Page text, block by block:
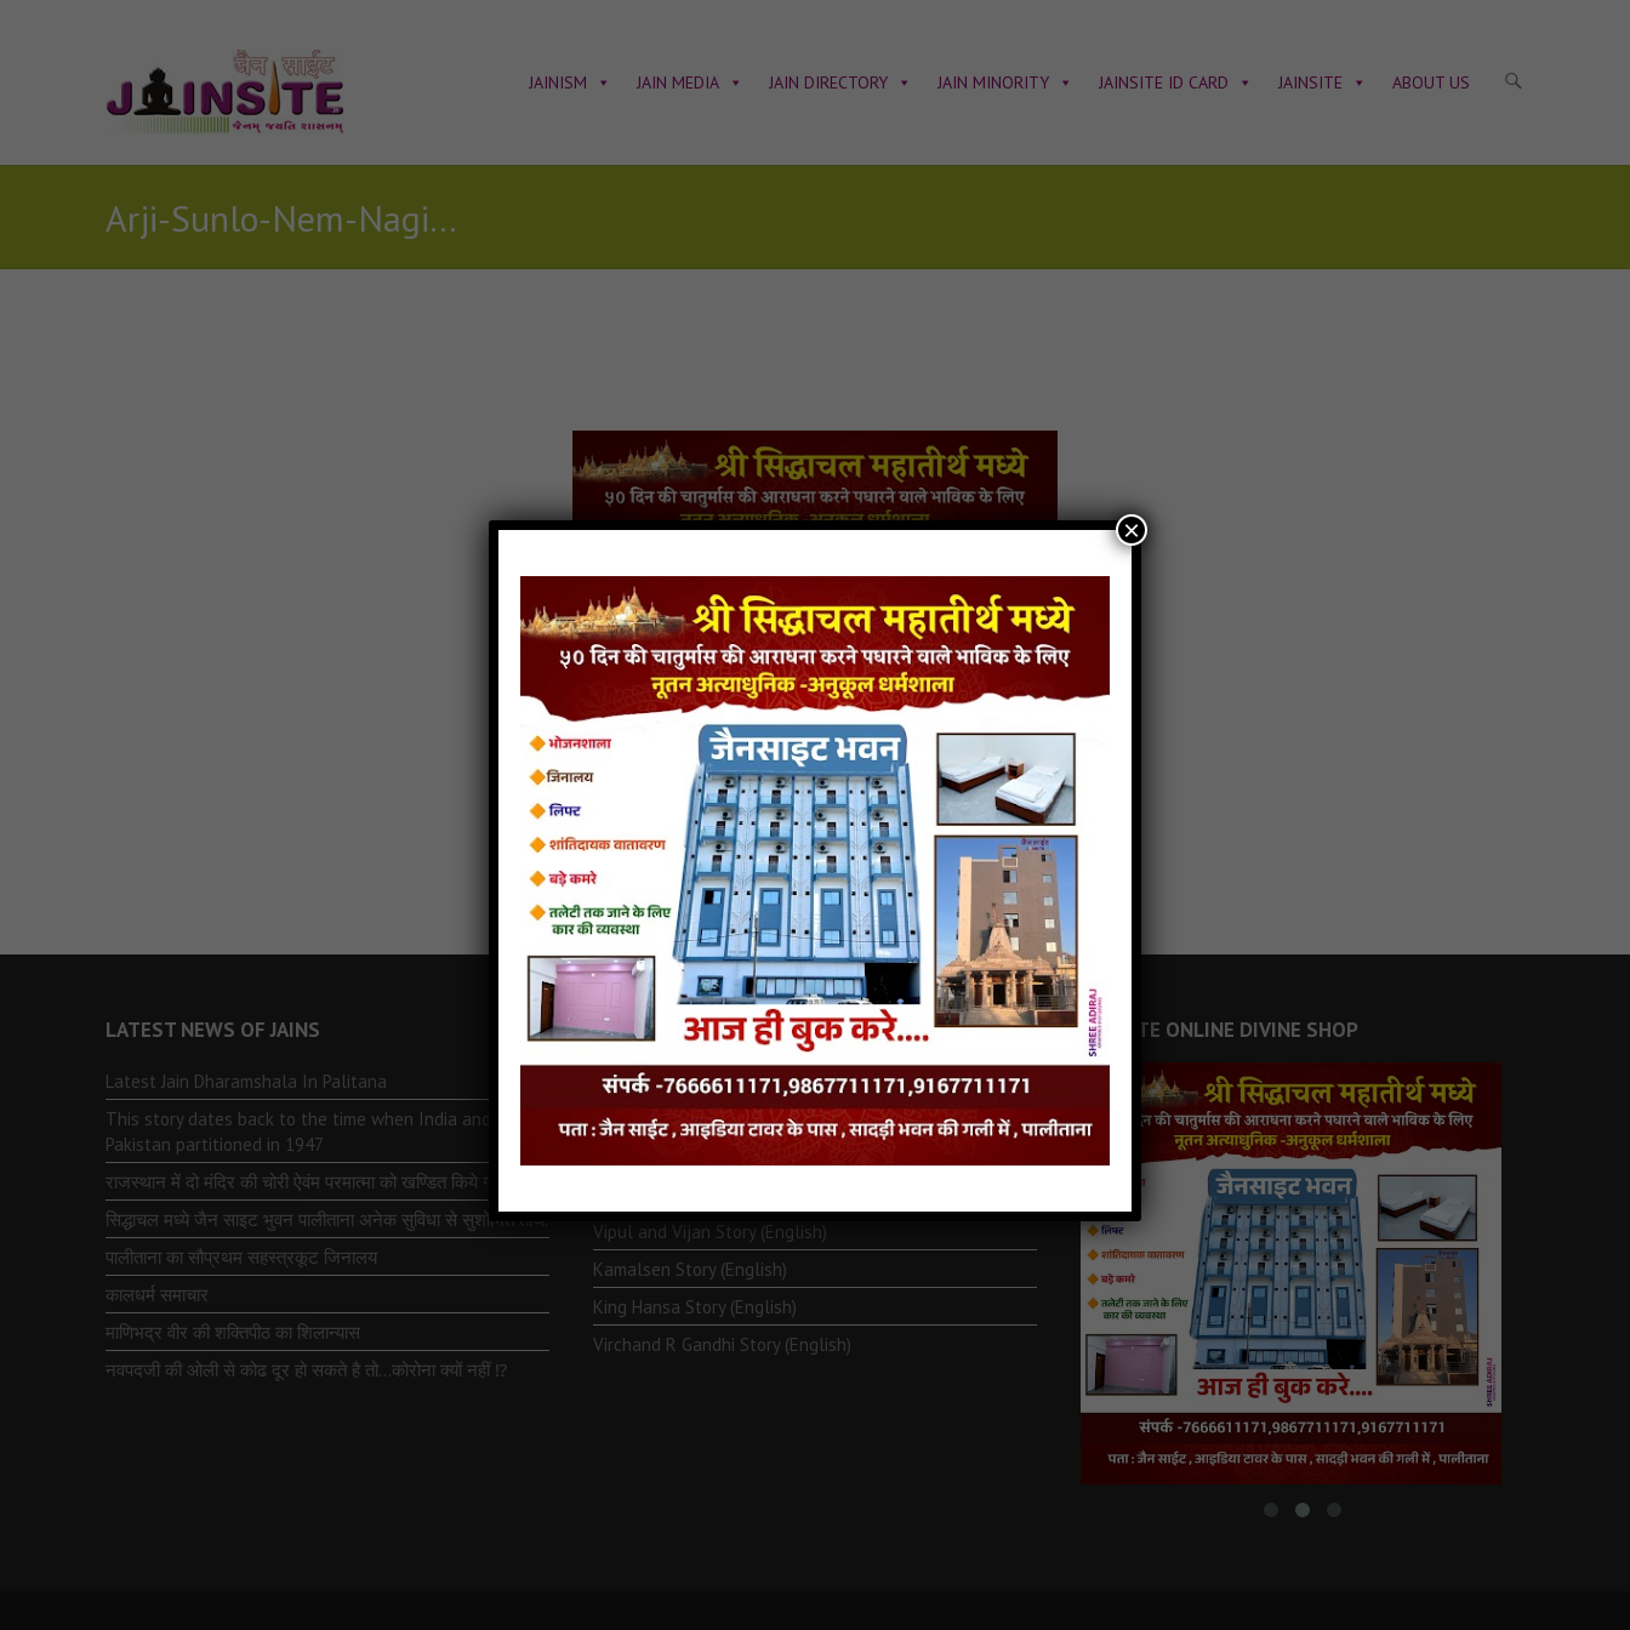
JAINISM JAIN MEDIA JAIN DIRECTORY JAIN MINORITY JAINSITE ID CARD JAINSITE ABOUT US
Arji-Sunlo-Nem-Nagina jain mp3
LATEST NEWS OF JAINS
Latest Jain Dharamshala In Palitana
This story dates back to the time when India and
Pakistan partitioned in 1947
राजस्थान में दो मंदिर की चोरी ऐवंम परमात्मा को खण्डित किये गये
सिद्धाचल मध्ये जैन साइट भुवन पालीताना अनेक सुविधा से सुशोभित तीर्थ.
पालीताना का सौप्रथम सहस्त्रकूट जिनालय
कालधर्म समाचार
माणिभद्र वीर की शक्तिपीठ का शिलान्यास
नवपदजी की ओली से कोढ दूर हो सकते है तो…कोरोना क्यों नहीं ⁉️
LATEST JAINISM
The Jain Monk and his Saka saviours (English)
Monk Metarya (English)
Vipul and Vijan Story (English)
Kamalsen Story (English)
King Hansa Story (English)
Virchand R Gandhi Story (English)
JAINSITE ONLINE DIVINE SHOP
×